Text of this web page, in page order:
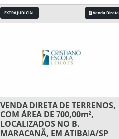
EXTRAJUDICIAL Venda Direta
VENDA DIRETA DE TERRENOS,
COM ÁREA DE 700,00m²,
LOCALIZADOS NO B.
MARACANÃ, EM ATIBAIA/SP